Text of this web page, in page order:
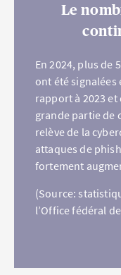
Le
En 2024, plus de
ont été signalées
rapport à 2023 et
grande partie de
relève de la
attaques de
fortement
(Source:
l’Office fédéral